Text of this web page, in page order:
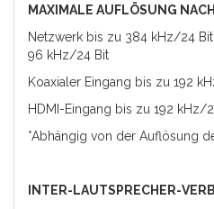
MAXIMALE AUFLÖSUNG
Netzwerk bis zu 384 kHz/24
96 kHz/24 Bit
Koaxialer Eingang bis zu 192
HDMI-Eingang bis zu 192 kHz/
*Abhängig von der Auflösung
INTER-LAUTSPRECHER-